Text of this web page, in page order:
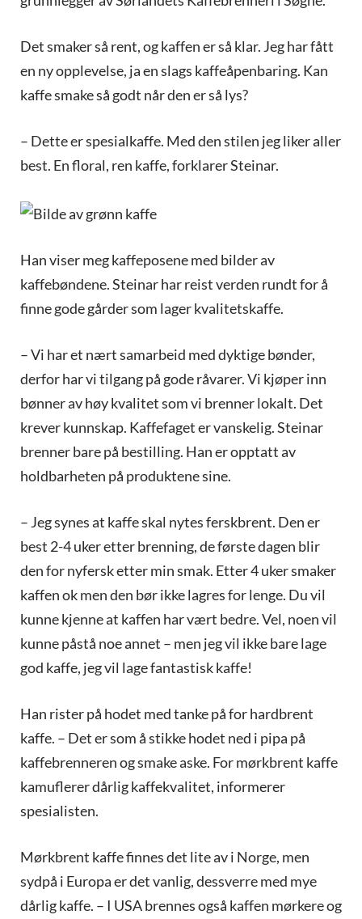
Det smaker så rent, og kaffen er så klar. Jeg har fått
en ny opplevelse, ja en slags kaffeåpenbaring. Kan
kaffe smake så godt når den er så lys?
– Dette er spesialkaffe. Med den stilen jeg liker aller
best. En floral, ren kaffe, forklarer Steinar.
Han viser meg kaffeposene med bilder av
kaffebøndene. Steinar har reist verden rundt for å
finne gode gårder som lager kvalitetskaffe.
– Vi har et nært samarbeid med dyktige bønder,
derfor har vi tilgang på gode råvarer. Vi kjøper inn
bønner av høy kvalitet som vi brenner lokalt. Det
krever kunnskap. Kaffefaget er vanskelig. Steinar
brenner bare på bestilling. Han er opptatt av
holdbarheten på produktene sine.
– Jeg synes at kaffe skal nytes ferskbrent. Den er
best 2-4 uker etter brenning, de første dagen blir
den for nyfersk etter min smak. Etter 4 uker smaker
kaffen ok men den bør ikke lagres for lenge. Du vil
kunne kjenne at kaffen har vært bedre. Vel, noen vil
kunne påstå noe annet – men jeg vil ikke bare lage
god kaffe, jeg vil lage fantastisk kaffe!
Han rister på hodet med tanke på for hardbrent
kaffe. – Det er som å stikke hodet ned i pipa på
kaffebrenneren og smake aske. For mørkbrent kaffe
kamuflerer dårlig kaffekvalitet, informerer
spesialisten.
Mørkbrent kaffe finnes det lite av i Norge, men
sydpå i Europa er det vanlig, dessverre med mye
dårlig kaffe. – I USA brennes også kaffen mørkere og